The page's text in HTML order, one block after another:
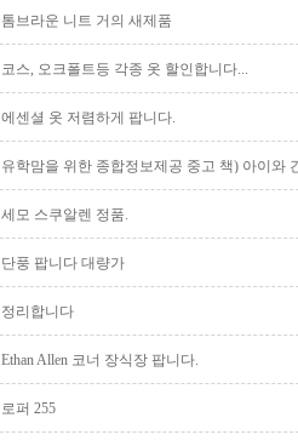
톰브라운 니트 거의 새제품
코스, 오크폴트등 각종 옷 할인합니다...
에센셜 옷 저렴하게 팝니다.
유학맘을 위한 종합정보제공 중고 책) 아이와
세모 스쿠알렌 정품.
단풍 팝니다 대량가
정리합니다
Ethan Allen 코너 장식장 팝니다.
로퍼 255